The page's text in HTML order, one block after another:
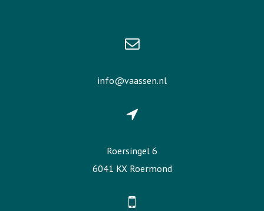
info@vaassen.nl
Roersingel 6
6041 KX Roermond